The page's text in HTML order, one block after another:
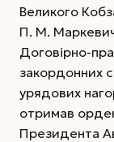
Великого
П. М.
Договірно-
закордонних
урядових
отримав
Президента